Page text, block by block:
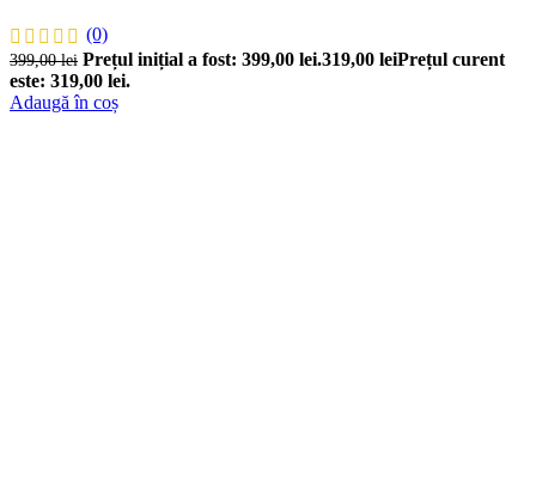
(0)
399,00lei Prețul inițial a fost: 399,00 lei.319,00 leiPrețul curent
este: 319,00 lei.
Adaugă în coș